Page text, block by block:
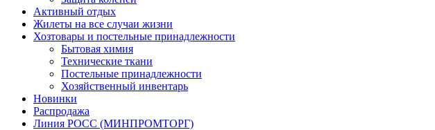
Активный отдых
Жилеты на все случаи жизни
Хозтовары и постельные принадлежности
Бытовая химия
Технические ткани
Постельные принадлежности
Хозяйственный инвентарь
Новинки
Распродажа
Линия РОСС (МИНПРОМТОРГ)